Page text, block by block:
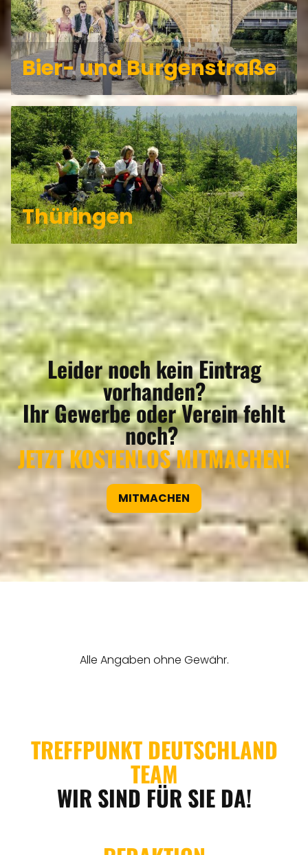
Bier- und Burgenstraße
Thüringen
Leider noch kein Eintrag
vorhanden?
Ihr Gewerbe oder Verein fehlt
noch?
JETZT KOSTENLOS MITMACHEN!
MITMACHEN